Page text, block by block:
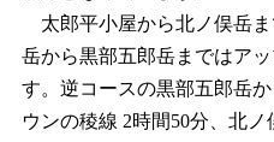
太郎平小屋から北ノ俣岳ま
岳から黒部五郎岳まではア
す。逆コースの黒部五郎岳
ウンの稜線 2時間50分、北